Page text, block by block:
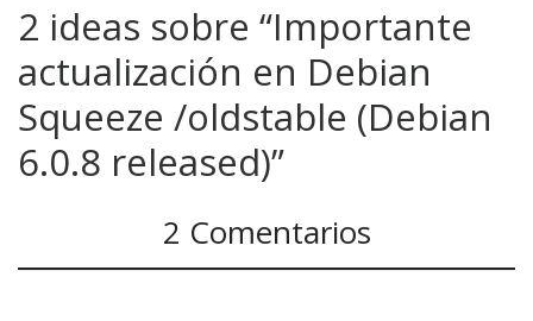
2 ideas sobre “Importante
actualización en Debian
Squeeze /oldstable (Debian
6.0.8 released)”
2 Comentarios